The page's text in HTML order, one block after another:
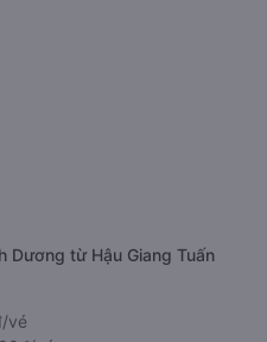
Dương từ Hậu Giang Tuấn
vé